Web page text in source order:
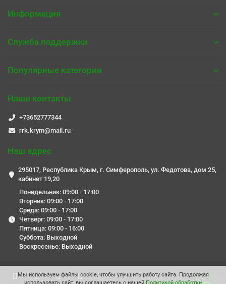
Мы используем файлы cookie, чтобы улучшить работу сайта. Продолжая
Информация
Служба поддержки
Популярные категории
Наши контакты
+73652777344
rrk.krym@mail.ru
Наш адрес
295017, Республика Крым, г. Симферополь, ул. Федотова, дом 25,
кабинет 19,20
Понедельник: 09:00 - 17:00
Вторник: 09:00 - 17:00
Среда: 09:00 - 17:00
Четверг: 09:00 - 17:00
Пятница: 09:00 - 16:00
Суббота: Выходной
Воскресенье: Выходной